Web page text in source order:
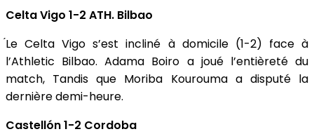
Celta Vigo 1-2 ATH. Bilbao
́Le Celta Vigo s’est incliné à domicile (1-2) face à
l’Athletic Bilbao. Adama Boiro a joué l’entièreté du
match, Tandis que Moriba Kourouma a disputé la
dernière demi-heure.
Castellón 1-2 Cordoba